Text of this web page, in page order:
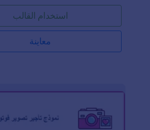
تصوير فوتوغرافية وأتمتة العملية. هذا
قابل للتخصيص بالكامل دون الحاجة إلى
القالب، وأضف تفاصيل أعمالك والجلسة
الخاصة بك، وقم بتغيير الشروط والأحكام،
التصميم بالكامل دون الحاجة إلى برمجة.
استخدام القالب
معاينة